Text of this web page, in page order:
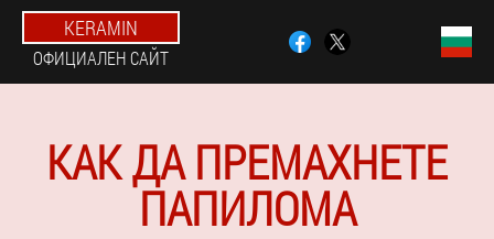
KERAMIN
ОФИЦИАЛЕН САЙТ
КАК ДА ПРЕМАХНЕТЕ
ПАПИЛОМА